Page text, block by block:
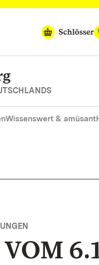
Schlösser
Wissenswert & amüsant